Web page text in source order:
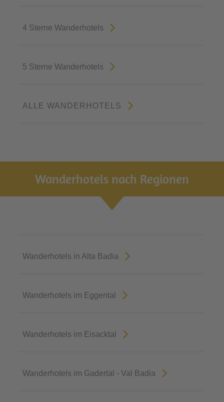
4 Sterne Wanderhotels
5 Sterne Wanderhotels
ALLE WANDERHOTELS
Wanderhotels nach Regionen
Wanderhotels in Alta Badia
Wanderhotels im Eggental
Wanderhotels im Eisacktal
Wanderhotels im Gadertal - Val Badia